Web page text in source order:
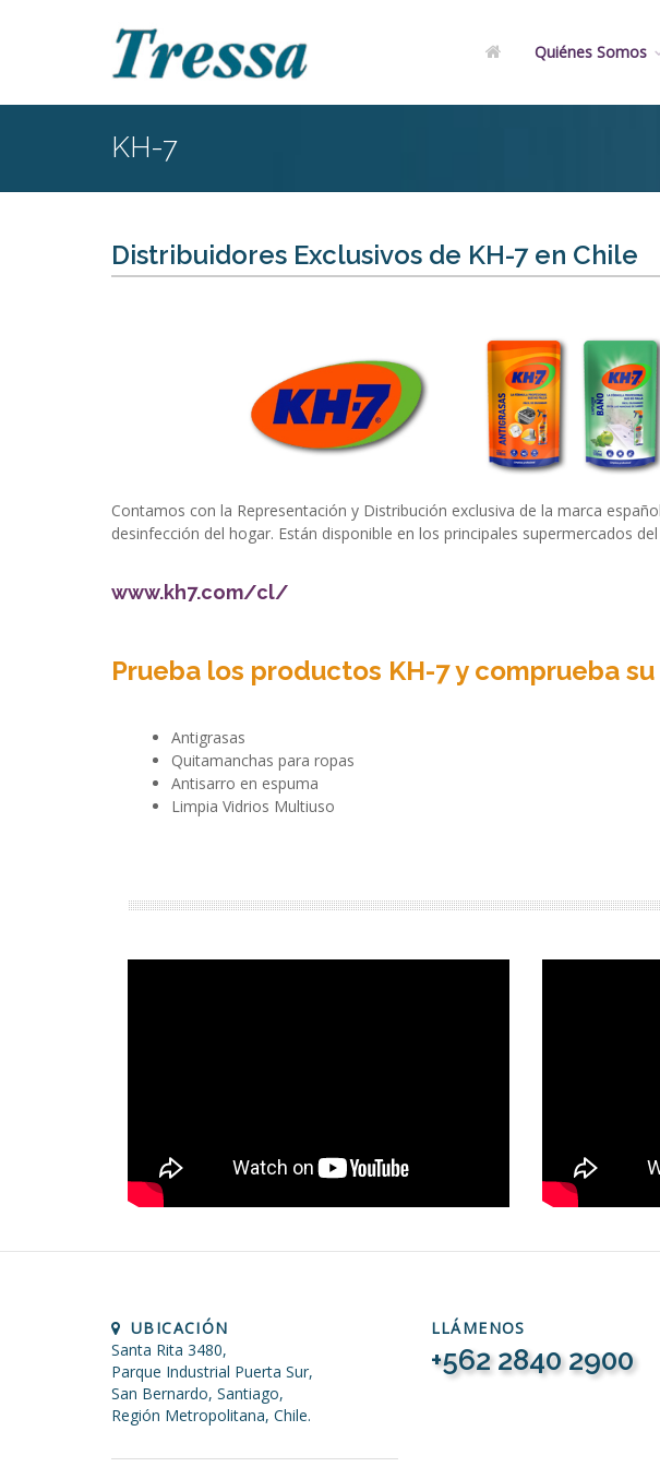
Quiénes Somos
KH-7
Distribuidores Exclusivos de KH-7 en Chile
Contamos con la Representación y Distribución exclusiva de la marca
desinfección del hogar. Están disponible en los principales supermercados
www.kh7.com/cl/
Prueba los productos KH-7 y comprueba
Antigrasas
Quitamanchas para ropas
Antisarro en espuma
Limpia Vidrios Multiuso
UBICACIÓN
Santa Rita 3480,
Parque Industrial Puerta Sur,
San Bernardo, Santiago,
Región Metropolitana, Chile.
LLÁMENOS
+562 2840 2900